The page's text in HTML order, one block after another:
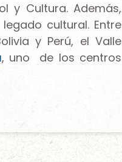
y Cultura. Además,
cultural. Entre
y Perú, el Valle
, uno de los centros